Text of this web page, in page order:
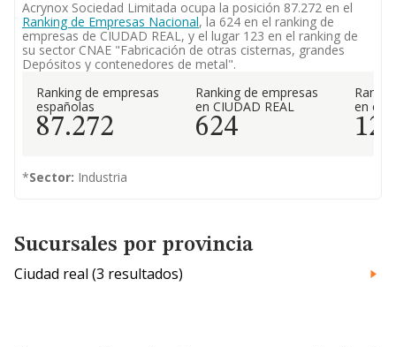
Acrynox Sociedad Limitada ocupa la posición 87.272 en el
Ranking de Empresas Nacional, la 624 en el ranking de
empresas de CIUDAD REAL, y el lugar 123 en el ranking de
su sector CNAE "Fabricación de otras cisternas, grandes
Depósitos y contenedores de metal".
Ranking de empresas
españolas
87.272
Ranking de empresas
en CIUDAD REAL
624
en el
123
*Sector: Industria
Sucursales por provincia
Ciudad real (3 resultados)